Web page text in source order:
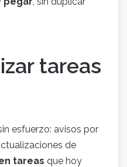
tareas
esfuerzo: avisos por
de
tareas que hoy